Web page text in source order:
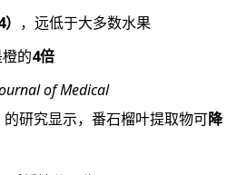
，远低于大多数水果
的4倍
of Medical
的研究显示，番石榴叶提取物可降